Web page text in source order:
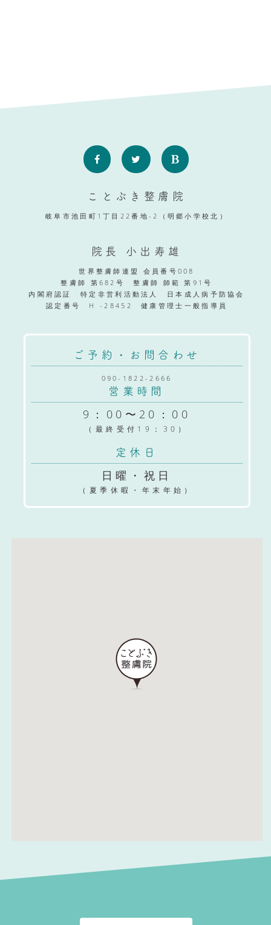
ことぶき整膚院
岐阜市池田町1丁目22番地-2（明郷小学校北）
院長 小出寿雄
世界整膚師連盟 会員番号008
整膚師 第682号 整膚師 師範 第91号
内閣府認証 特定非営利活動法人 日本成人病予防協会
認定番号 H -28452 健康管理士一般指導員
ご予約・お問合わせ
090-1822-2666
営業時間
9：00〜20：00
（最終受付19：30）
定休日
日曜・祝日
（夏季休暇・年末年始）